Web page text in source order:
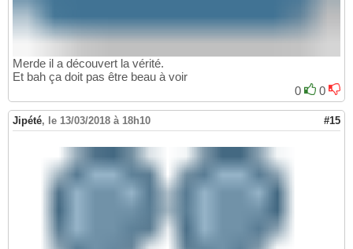
Merde il a découvert la vérité.
Et bah ça doit pas être beau à voir
0
0
Jipété, le 13/03/2018 à 18h10 #15